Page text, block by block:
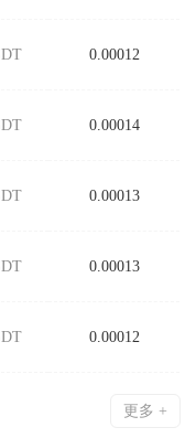
0.00012
0.00014
0.00013
0.00013
0.00012
更多 +